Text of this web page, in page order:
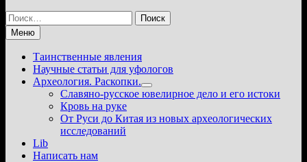
Найти:
Меню
Таинственные явления
Научные статьи для уфологов
Археология. Раскопки.
Показать
подменю
Славяно-русское ювелирное дело и его истоки
Кровь на руке
От Руси до Китая из новых археологических
исследований
Lib
Написать нам